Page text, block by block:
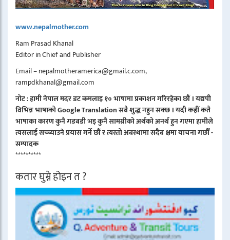
www.nepalmother.com
Ram Prasad Khanal
Editor in Chief and Publisher
Email – nepalmotheramerica@gmail.c.com,
rampdkhanal@gmail.com
नोट : हामी नेपाल मदर डट कमलाइ १० भाषामा प्रकाशन गरिरहेका छौं । यद्यपी
विभिन्न भाषाको Google Translation सबै शुद्ध नहुन सक्छ । यदी कहीं कतै
भाषाका कारण कुनै गडबडी भइ कुनै सामग्रीको अर्थको अनर्थ हुन गएमा हामीले
त्यसलाई सच्च्याउने प्रयास गर्ने छौं र त्यस्तो अबस्थामा सदैब क्षमा याचना गर्छौं -
सम्पादक
**********
कतार घुम्ने होइन त ?